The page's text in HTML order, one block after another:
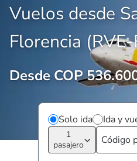
Vuelos desde
Florencia (RVE-
Desde COP
Solo ida Ida y
1
pasajero